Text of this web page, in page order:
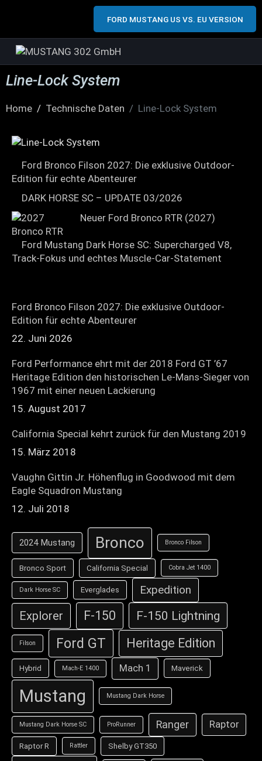
FORD MUSTANG US VS. EU VERSION
Line-Lock System
Home Technische Daten Line-Lock System
Ford Bronco Filson 2027: Die exklusive Outdoor-
Edition für echte Abenteurer
DARK HORSE SC – UPDATE 03/2026
Neuer Ford Bronco RTR (2027)
Ford Mustang Dark Horse SC: Supercharged V8,
Track-Fokus und echtes Muscle-Car-Statement
Ford Bronco Filson 2027: Die exklusive Outdoor-
Edition für echte Abenteurer
22. Juni 2026
Ford Performance ehrt mit der 2018 Ford GT ’67
Heritage Edition den historischen Le-Mans-Sieger von
1967 mit einer neuen Lackierung
15. August 2017
California Special kehrt zurück für den Mustang 2019
15. März 2018
Vaughn Gittin Jr. Höhenflug in Goodwood mit dem
Eagle Squadron Mustang
12. Juli 2018
2024 Mustang Bronco Bronco Filson
Bronco Sport California Special Cobra Jet 1400
Dark Horse SC Everglades Expedition
Explorer F-150 F-150 Lightning
Filson Ford GT Heritage Edition
Hybrid Mach-E 1400 Mach 1 Maverick
Mustang Mustang Dark Horse
Mustang Dark Horse SC ProRunner Ranger Raptor
Raptor R Rattler Shelby GT350